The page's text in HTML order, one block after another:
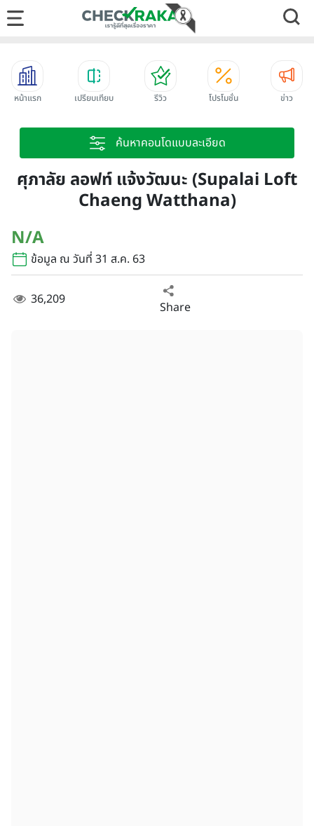
หน้าแรก เปรียบเทียบ รีวิว โปรโมชั่น ข่าว
ค้นหาคอนโดแบบละเอียด
ศุภาลัย ลอฟท์ แจ้งวัฒนะ (Supalai Loft
Chaeng Watthana)
N/A
ข้อมูล ณ วันที่ 31 ส.ค. 63
36,209 Share